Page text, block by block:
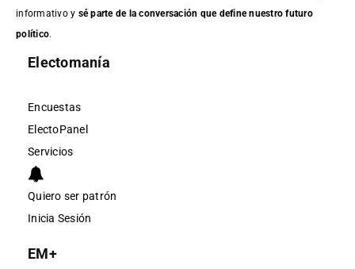
informativo y sé parte de la conversación que define nuestro futuro
político.
Electomanía
Encuestas
ElectoPanel
Servicios
Quiero ser patrón
Inicia Sesión
EM+